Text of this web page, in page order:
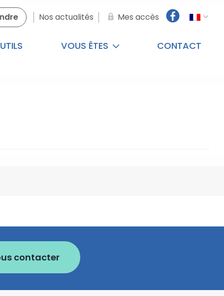
Nos actualités Mes accès
VOUS ÊTES CONTACT
contacter